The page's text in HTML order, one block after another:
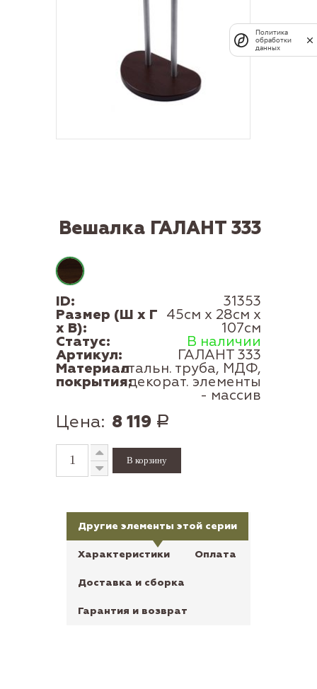
Вешалка ГАЛАНТ 333
ID: 31353
Размер (Ш x Г
x В):
45см x 28см x
107см
Статус: В наличии
Артикул: ГАЛАНТ 333
Материал
покрытия:
стальн. труба, МДФ,
декорат. элементы
- массив
Цена: 8 119 Р
Другие элементы этой серии
Характеристики Оплата
Доставка и сборка
Гарантия и возврат
Политика
обработки
данных